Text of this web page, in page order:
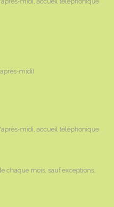
midi)
midi, accueil téléphonique
chaque mois, sauf exceptions,